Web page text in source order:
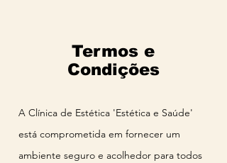
Termos e
Condições
A Clínica de Estética 'Estética e Saúde'
está comprometida em fornecer um
ambiente seguro e acolhedor para todos